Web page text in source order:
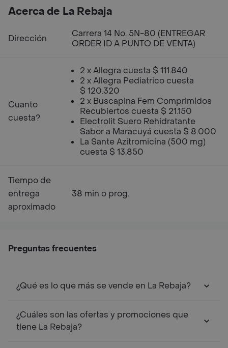
Acerca de La Rebaja
Dirección
Carrera 14 No. 5N-80 (ENTREGAR
ORDER ID A PUNTO DE VENTA)
Cuanto
cuesta?
2 x Allegra cuesta $ 111.840
2 x Allegra Pediatrico cuesta
$ 120.320
2 x Buscapina Fem Comprimidos
Recubiertos cuesta $ 21.150
Electrolit Suero Rehidratante
Sabor a Maracuyá cuesta $ 8.000
La Sante Azitromicina (500 mg)
cuesta $ 13.850
Tiempo de
entrega
aproximado
38 min o prog.
Preguntas frecuentes
¿Qué es lo que más se vende en La Rebaja?
¿Cuáles son las ofertas y promociones que
tiene La Rebaja?